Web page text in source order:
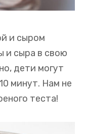
и сыром
и сыра в свою
дети могут
минут. Нам не
теста!